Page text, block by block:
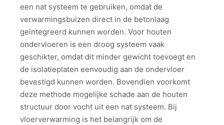
een nat systeem te gebruiken, omdat de
verwarmingsbuizen direct in de betonlaag
geïntegreerd kunnen worden. Voor houten
ondervloeren is een droog systeem vaak
geschikter, omdat dit minder gewicht toevoegt en
de isolatieplaten eenvoudig aan de ondervloer
bevestigd kunnen worden. Bovendien voorkomt
deze methode mogelijke schade aan de houten
structuur door vocht uit een nat systeem. Bij
vloerverwarming is het belangrijk om de